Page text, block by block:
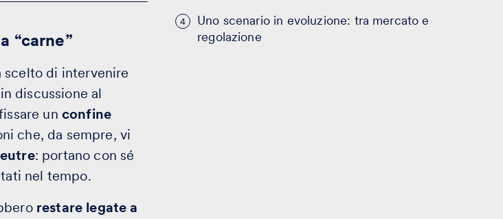
4
Uno scenario in evoluzione: tra mercato e
regolazione
“carne”
scelto di intervenire
discussione al
un confine
che, da sempre, vi
: portano con sé
nel tempo.
restare legate a